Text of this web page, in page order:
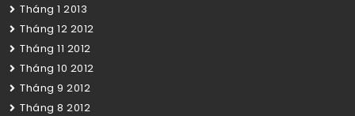
Tháng 1 2013
Tháng 12 2012
Tháng 11 2012
Tháng 10 2012
Tháng 9 2012
Tháng 8 2012